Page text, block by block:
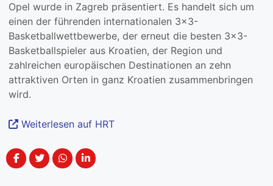
Opel wurde in Zagreb präsentiert. Es handelt sich um
einen der führenden internationalen 3×3-
Basketballwettbewerbe, der erneut die besten 3×3-
Basketballspieler aus Kroatien, der Region und
zahlreichen europäischen Destinationen an zehn
attraktiven Orten in ganz Kroatien zusammenbringen
wird.
Weiterlesen auf HRT